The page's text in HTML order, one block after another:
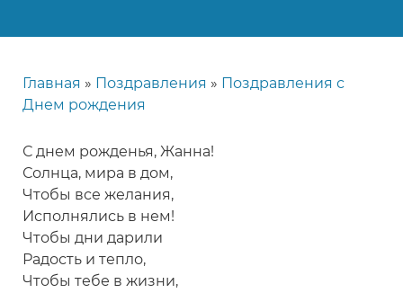
Строка
Главная Поздравления
Поздравления с
Днем рождения
С днем рожденья, Жанна!
Солнца, мира в дом,
Чтобы все желания,
Исполнялись в нем!
Чтобы дни дарили
Радость и тепло,
Чтобы тебе в жизни,